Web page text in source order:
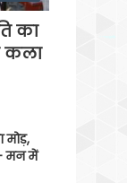
का
कला
मोड़,
मन में